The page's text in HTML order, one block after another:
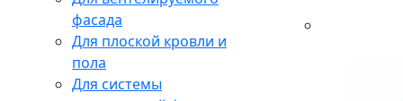
фасада
Для плоской кровли и
пола
Для системы